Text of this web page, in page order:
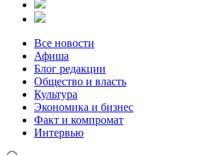
Все новости
Афиша
Блог редакции
Общество и власть
Культура
Экономика и бизнес
Факт и компромат
Интервью